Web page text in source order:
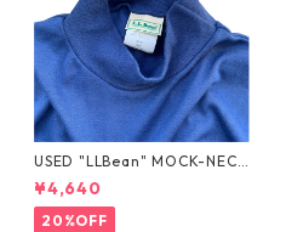
USED "LLBean" MOCK-NECK
CUT SEW
¥4,640
20%OFF